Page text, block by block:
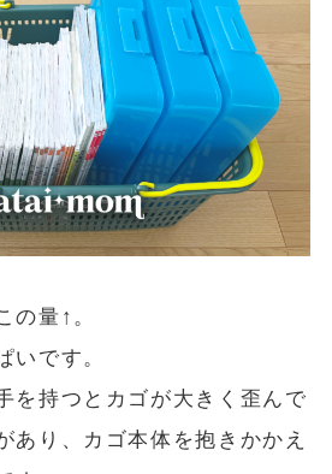
の量↑。
いです。
を持つとカゴが大きく歪んで
あり、カゴ本体を抱きかかえ